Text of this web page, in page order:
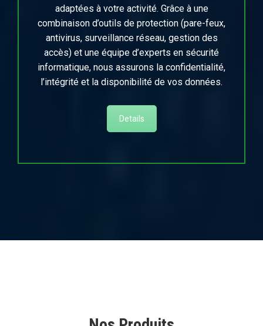
adaptées à votre activité. Grâce à une
combinaison d’outils de protection (pare-feux,
antivirus, surveillance réseau, gestion des
accès) et une équipe d’experts en sécurité
informatique, nous assurons la confidentialité,
l’intégrité et la disponibilité de vos données.
Details